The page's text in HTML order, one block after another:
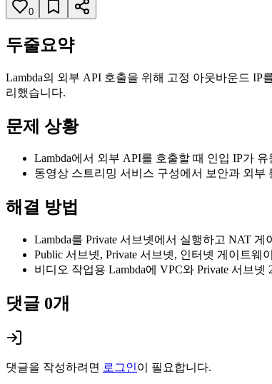
0
두줄요약
Lambda의 외부 API 호출을 위해 고정 아웃바운드
리했습니다.
문제 상황
Lambda에서 외부 API를 호출할 때 인입 IP가
동영상 스트리밍 서비스 구성에서 보안과 외부
해결 방법
Lambda를 Private 서브넷에서 실행하고 NAT
Public 서브넷, Private 서브넷, 인터넷 게이트웨
비디오 작업용 Lambda에 VPC와 Private 서브
댓글 0개
댓글을 작성하려면 로그인이 필요합니다.